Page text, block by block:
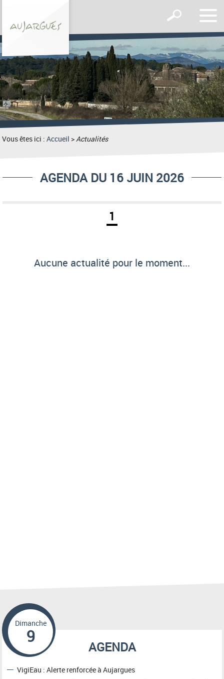
le
Afficher
formulaire
de
recherche
Vous êtes ici :Accueil >Actualités
AGENDA DU 16 JUIN 2026
1
Aucune actualité pour le moment...
AGENDA
Dimanche
9
VigiEau : Alerte renforcée à Aujargues